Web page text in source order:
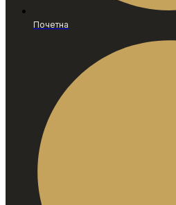
Почетна